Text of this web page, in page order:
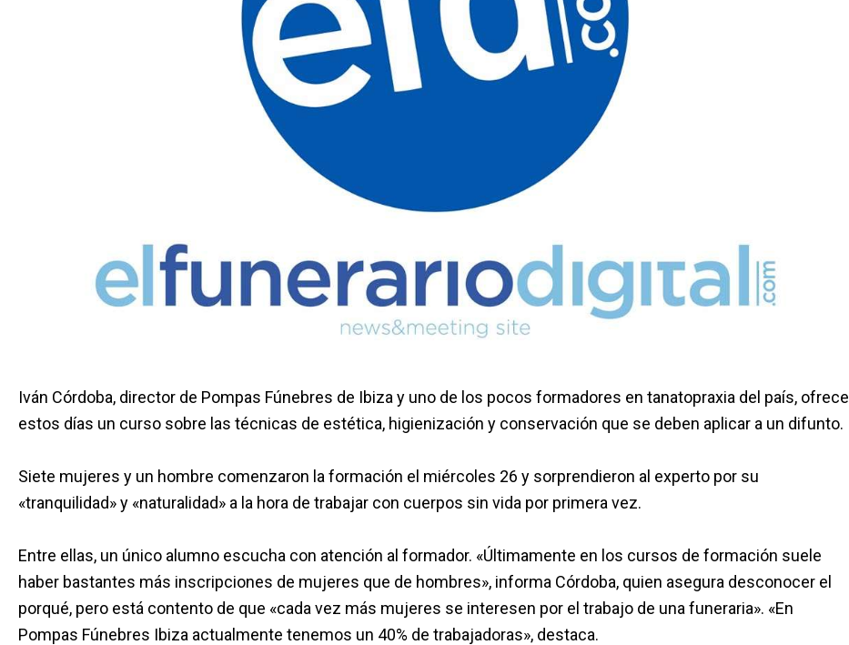
Iván Córdoba, director de Pompas Fúnebres de Ibiza y uno de los pocos formadores en tanatopraxia del país, ofrece
estos días un curso sobre las técnicas de estética, higienización y conservación que se deben aplicar a un difunto.
Siete mujeres y un hombre comenzaron la formación el miércoles 26 y sorprendieron al experto por su
«tranquilidad» y «naturalidad» a la hora de trabajar con cuerpos sin vida por primera vez.
Entre ellas, un único alumno escucha con atención al formador. «Últimamente en los cursos de formación suele
haber bastantes más inscripciones de mujeres que de hombres», informa Córdoba, quien asegura desconocer el
porqué, pero está contento de que «cada vez más mujeres se interesen por el trabajo de una funeraria». «En
Pompas Fúnebres Ibiza actualmente tenemos un 40% de trabajadoras», destaca.